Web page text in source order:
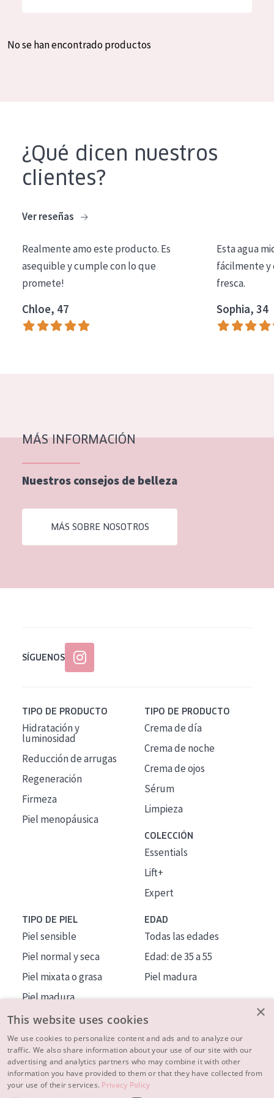
Crema de día
Crema de noche
Limpieza
COLECCIÓN
Essentials
Lift+
Piel normal y seca
Piel mixata o grasa
Piel madura
Piel expuesta al sol
Piel menopáusica
Todas las edades
Spanish
No se han encontrado productos
¿Qué dicen nuestros
clientes?
Ver reseñas
Realmente amo este producto. Es
asequible y cumple con lo que
promete!
Chloe, 47
Esta agua
fácilmente y
fresca.
Sophia, 34
MÁS INFORMACIÓN
Nuestros consejos de belleza
MÁS SOBRE NOSOTROS
SÍGUENOS
TIPO DE PRODUCTO
Hidratación y
luminosidad
Reducción de arrugas
Regeneración
Firmeza
Piel menopáusica
TIPO DE PRODUCTO
Crema de día
Crema de noche
Crema de ojos
Sérum
Limpieza
COLECCIÓN
Essentials
Lift+
Expert
TIPO DE PIEL
Piel sensible
Piel normal y seca
Piel mixata o grasa
Piel madura
Piel expuesta al sol
Piel menopáusica
EDAD
Todas las edades
Edad: de 35 a 55
Piel madura
MÁS SOBRE NOSOTROS
INSPIRACIÓN
×
This website uses cookies
We use cookies to personalize content and ads and to analyze our
traffic. We also share information about your use of our site with our
advertising and analytics partners who may combine it with other
information you have provided to them or that they have collected from
your use of their services. Privacy Policy